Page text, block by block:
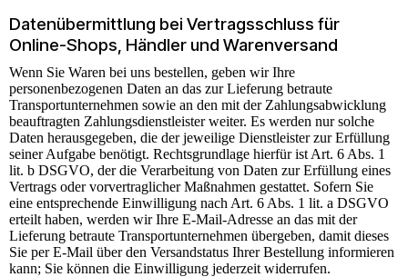
Daten­übermittlung bei Vertragsschluss für
Online-Shops, Händler und Warenversand
Wenn Sie Waren bei uns bestellen, geben wir Ihre
personenbezogenen Daten an das zur Lieferung betraute
Transportunternehmen sowie an den mit der Zahlungsabwicklung
beauftragten Zahlungsdienstleister weiter. Es werden nur solche
Daten herausgegeben, die der jeweilige Dienstleister zur Erfüllung
seiner Aufgabe benötigt. Rechtsgrundlage hierfür ist Art. 6 Abs. 1
lit. b DSGVO, der die Verarbeitung von Daten zur Erfüllung eines
Vertrags oder vorvertraglicher Maßnahmen gestattet. Sofern Sie
eine entsprechende Einwilligung nach Art. 6 Abs. 1 lit. a DSGVO
erteilt haben, werden wir Ihre E-Mail-Adresse an das mit der
Lieferung betraute Transportunternehmen übergeben, damit dieses
Sie per E-Mail über den Versandstatus Ihrer Bestellung informieren
kann; Sie können die Einwilligung jederzeit widerrufen.